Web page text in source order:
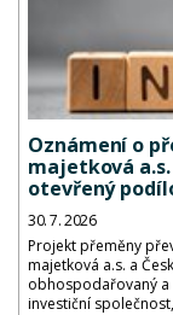
Oznámení o
majetková
otevřený
30. 7. 2026
Projekt přeměny
majetková a.s. a
obhospodařovaný a
investiční